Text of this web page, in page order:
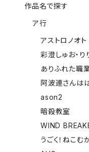
作品名で探す
ア行
アストロノオト
彩澄しゅお・り
ありふれた職
阿波連さんは
ason2
暗殺教室
WIND
うごく！ねこむ